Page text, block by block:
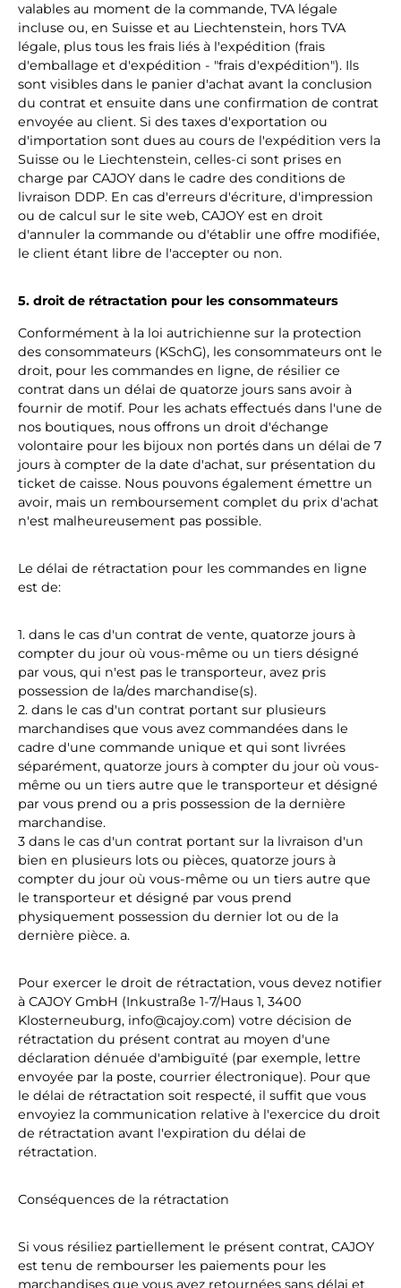
valables au moment de la commande, TVA légale
incluse ou, en Suisse et au Liechtenstein, hors TVA
légale, plus tous les frais liés à l'expédition (frais
d'emballage et d'expédition - "frais d'expédition"). Ils
sont visibles dans le panier d'achat avant la conclusion
du contrat et ensuite dans une confirmation de contrat
envoyée au client. Si des taxes d'exportation ou
d'importation sont dues au cours de l'expédition vers la
Suisse ou le Liechtenstein, celles-ci sont prises en
charge par CAJOY dans le cadre des conditions de
livraison DDP. En cas d'erreurs d'écriture, d'impression
ou de calcul sur le site web, CAJOY est en droit
d'annuler la commande ou d'établir une offre modifiée,
le client étant libre de l'accepter ou non.
5. droit de rétractation pour les consommateurs
Conformément à la loi autrichienne sur la protection
des consommateurs (KSchG), les consommateurs ont le
droit, pour les commandes en ligne, de résilier ce
contrat dans un délai de quatorze jours sans avoir à
fournir de motif. Pour les achats effectués dans l'une de
nos boutiques, nous offrons un droit d'échange
volontaire pour les bijoux non portés dans un délai de 7
jours à compter de la date d'achat, sur présentation du
ticket de caisse. Nous pouvons également émettre un
avoir, mais un remboursement complet du prix d'achat
n'est malheureusement pas possible.
Le délai de rétractation pour les commandes en ligne
est de:
1. dans le cas d'un contrat de vente, quatorze jours à
compter du jour où vous-même ou un tiers désigné
par vous, qui n'est pas le transporteur, avez pris
possession de la/des marchandise(s).
2. dans le cas d'un contrat portant sur plusieurs
marchandises que vous avez commandées dans le
cadre d'une commande unique et qui sont livrées
séparément, quatorze jours à compter du jour où vous-
même ou un tiers autre que le transporteur et désigné
par vous prend ou a pris possession de la dernière
marchandise.
3 dans le cas d'un contrat portant sur la livraison d'un
bien en plusieurs lots ou pièces, quatorze jours à
compter du jour où vous-même ou un tiers autre que
le transporteur et désigné par vous prend
physiquement possession du dernier lot ou de la
dernière pièce. a.
Pour exercer le droit de rétractation, vous devez notifier
à CAJOY GmbH (Inkustraße 1-7/Haus 1, 3400
Klosterneuburg, info@cajoy.com) votre décision de
rétractation du présent contrat au moyen d'une
déclaration dénuée d'ambiguïté (par exemple, lettre
envoyée par la poste, courrier électronique). Pour que
le délai de rétractation soit respecté, il suffit que vous
envoyiez la communication relative à l'exercice du droit
de rétractation avant l'expiration du délai de
rétractation.
Conséquences de la rétractation
Si vous résiliez partiellement le présent contrat, CAJOY
est tenu de rembourser les paiements pour les
marchandises que vous avez retournées sans délai et